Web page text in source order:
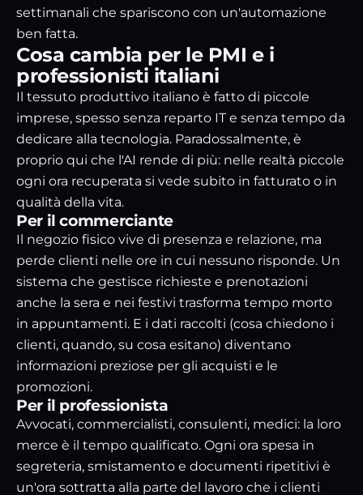
settimanali che spariscono con un'automazione
ben fatta.
Cosa cambia per le PMI e i
professionisti italiani
Il tessuto produttivo italiano è fatto di piccole
imprese, spesso senza reparto IT e senza tempo da
dedicare alla tecnologia. Paradossalmente, è
proprio qui che l'AI rende di più: nelle realtà piccole
ogni ora recuperata si vede subito in fatturato o in
qualità della vita.
Per il commerciante
Il negozio fisico vive di presenza e relazione, ma
perde clienti nelle ore in cui nessuno risponde. Un
sistema che gestisce richieste e prenotazioni
anche la sera e nei festivi trasforma tempo morto
in appuntamenti. E i dati raccolti (cosa chiedono i
clienti, quando, su cosa esitano) diventano
informazioni preziose per gli acquisti e le
promozioni.
Per il professionista
Avvocati, commercialisti, consulenti, medici: la loro
merce è il tempo qualificato. Ogni ora spesa in
segreteria, smistamento e documenti ripetitivi è
un'ora sottratta alla parte del lavoro che i clienti